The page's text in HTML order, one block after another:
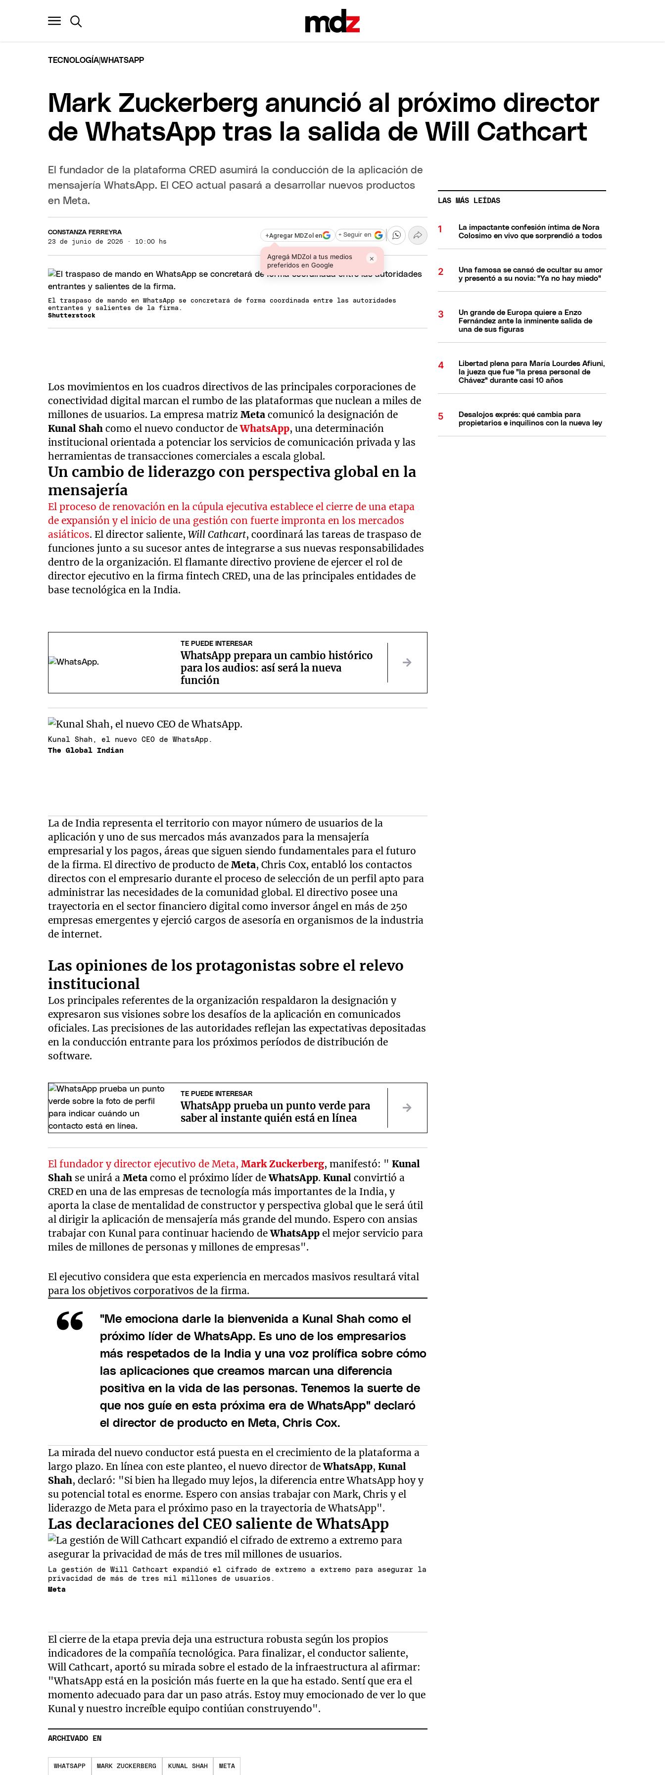
TECNOLOGÍA|WHATSAPP
Mark Zuckerberg anunció al próximo director
de WhatsApp tras la salida de Will Cathcart
El fundador de la plataforma CRED asumirá la conducción de la aplicación de
mensajería WhatsApp. El CEO actual pasará a desarrollar nuevos productos
en Meta.
CONSTANZA FERREYRA
23 de junio de 2026 · 10:00 hs
+Agregar MDZol en
Agregá MDZol a tus medios
preferidos en Google
×
+ Seguir en
El traspaso de mando en WhatsApp se concretará de forma coordinada entre las autoridades
entrantes y salientes de la firma.
Shutterstock
Los movimientos en los cuadros directivos de las principales corporaciones de
conectividad digital marcan el rumbo de las plataformas que nuclean a miles de
millones de usuarios. La empresa matrizMetacomunicó la designación de
Kunal Shah como el nuevo conductor deWhatsApp, una determinación
institucional orientada a potenciar los servicios de comunicación privada y las
herramientas de transacciones comerciales a escala global.
Un cambio de liderazgo con perspectiva global en la
mensajería
El proceso de renovación en la cúpula ejecutiva establece el cierre de una etapa
de expansión y el inicio de una gestión con fuerte impronta en los mercados
asiáticos. El director saliente,Will Cathcart, coordinará las tareas de traspaso de
funciones junto a su sucesor antes de integrarse a sus nuevas responsabilidades
dentro de la organización. El flamante directivo proviene de ejercer el rol de
director ejecutivo en la firma fintech CRED, una de las principales entidades de
base tecnológica en la India.
TE PUEDE INTERESAR
WhatsApp prepara un cambio histórico
para los audios: así será la nueva
función
Kunal Shah, el nuevo CEO de WhatsApp.
The Global Indian
La de India representa el territorio con mayor número de usuarios de la
aplicación y uno de sus mercados más avanzados para la mensajería
empresarial y los pagos, áreas que siguen siendo fundamentales para el futuro
de la firma. El directivo de producto deMeta, Chris Cox, entabló los contactos
directos con el empresario durante el proceso de selección de un perfil apto para
administrar las necesidades de la comunidad global. El directivo posee una
trayectoria en el sector financiero digital como inversor ángel en más de 250
empresas emergentes y ejerció cargos de asesoría en organismos de la industria
de internet.
Las opiniones de los protagonistas sobre el relevo
institucional
Los principales referentes de la organización respaldaron la designación y
expresaron sus visiones sobre los desafíos de la aplicación en comunicados
oficiales. Las precisiones de las autoridades reflejan las expectativas depositadas
en la conducción entrante para los próximos períodos de distribución de
software.
TE PUEDE INTERESAR
WhatsApp prueba un punto verde para
saber al instante quién está en línea
El fundador y director ejecutivo de Meta,Mark Zuckerberg, manifestó: " Kunal
Shah se unirá aMetacomo el próximo líder deWhatsApp.Kunalconvirtió a
CRED en una de las empresas de tecnología más importantes de la India, y
aporta la clase de mentalidad de constructor y perspectiva global que le será útil
al dirigir la aplicación de mensajería más grande del mundo. Espero con ansias
trabajar con Kunal para continuar haciendo deWhatsApp el mejor servicio para
miles de millones de personas y millones de empresas".
El ejecutivo considera que esta experiencia en mercados masivos resultará vital
para los objetivos corporativos de la firma.
"Me emociona darle la bienvenida a Kunal Shah como el
próximo líder de WhatsApp. Es uno de los empresarios
más respetados de la India y una voz prolífica sobre cómo
las aplicaciones que creamos marcan una diferencia
positiva en la vida de las personas. Tenemos la suerte de
que nos guíe en esta próxima era de WhatsApp" declaró
el director de producto en Meta, Chris Cox.
La mirada del nuevo conductor está puesta en el crecimiento de la plataforma a
largo plazo. En línea con este planteo, el nuevo director deWhatsApp,Kunal
Shah, declaró: "Si bien ha llegado muy lejos, la diferencia entre WhatsApp hoy y
su potencial total es enorme. Espero con ansias trabajar con Mark, Chris y el
liderazgo de Meta para el próximo paso en la trayectoria de WhatsApp".
Las declaraciones del CEO saliente de WhatsApp
La gestión de Will Cathcart expandió el cifrado de extremo a extremo para asegurar la
privacidad de más de tres mil millones de usuarios.
Meta
El cierre de la etapa previa deja una estructura robusta según los propios
indicadores de la compañía tecnológica. Para finalizar, el conductor saliente,
Will Cathcart, aportó su mirada sobre el estado de la infraestructura al afirmar:
"WhatsApp está en la posición más fuerte en la que ha estado. Sentí que era el
momento adecuado para dar un paso atrás. Estoy muy emocionado de ver lo que
Kunal y nuestro increíble equipo contiúan construyendo".
ARCHIVADO EN
WHATSAPP MARK ZUCKERBERG KUNAL SHAH META
LAS MÁS LEÍDAS
La impactante confesión íntima de Nora
Colosimo en vivo que sorprendió a todos
Una famosa se cansó de ocultar su amor
y presentó a su novia: "Ya no hay miedo"
Un grande de Europa quiere a Enzo
Fernández ante la inminente salida de
una de sus figuras
Libertad plena para María Lourdes Afiuni,
la jueza que fue "la presa personal de
Chávez" durante casi 10 años
Desalojos exprés: qué cambia para
propietarios e inquilinos con la nueva ley